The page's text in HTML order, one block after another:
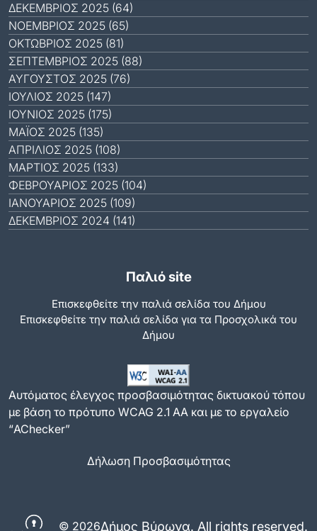
ΔΕΚΈΜΒΡΙΟΣ 2025 (64)
ΝΟΈΜΒΡΙΟΣ 2025 (65)
ΟΚΤΏΒΡΙΟΣ 2025 (81)
ΣΕΠΤΈΜΒΡΙΟΣ 2025 (88)
ΑΎΓΟΥΣΤΟΣ 2025 (76)
ΙΟΎΛΙΟΣ 2025 (147)
ΙΟΎΝΙΟΣ 2025 (175)
ΜΆΙΟΣ 2025 (135)
ΑΠΡΊΛΙΟΣ 2025 (108)
ΜΆΡΤΙΟΣ 2025 (133)
ΦΕΒΡΟΥΆΡΙΟΣ 2025 (104)
ΙΑΝΟΥΆΡΙΟΣ 2025 (109)
ΔΕΚΈΜΒΡΙΟΣ 2024 (141)
Παλιό site
Επισκεφθείτε την παλιά σελίδα του Δήμου
Eπισκεφθείτε την παλιά σελίδα για τα Προσχολικά του
Δήμου
Αυτόματος έλεγχος προσβασιμότητας δικτυακού τόπου
με βάση το πρότυπο WCAG 2.1 AA και με το εργαλείο
“AChecker”
Δήλωση Προσβασιμότητας
© 2026Δήμος Βύρωνα. All rights reserved.